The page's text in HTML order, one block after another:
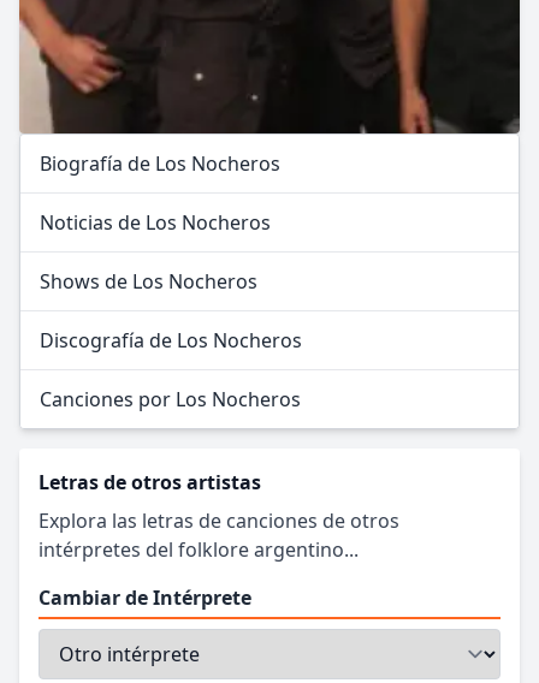
Biografía de Los Nocheros
Noticias de Los Nocheros
Shows de Los Nocheros
Discografía de Los Nocheros
Canciones por Los Nocheros
Letras de otros artistas
Explora las letras de canciones de otros
intérpretes del folklore argentino...
Cambiar de Intérprete